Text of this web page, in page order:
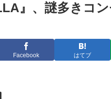
→「日本
韓国の反
ンだ」 熊
リエイターを
【ホロライ
老人会
』、謎多きコ
Facebook はてブ